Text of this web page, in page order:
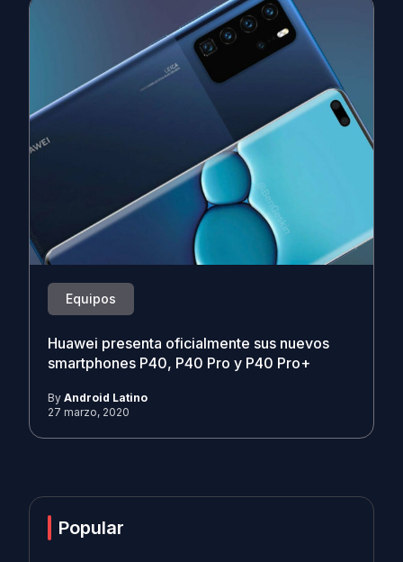
Equipos
Huawei presenta oficialmente sus nuevos
smartphones P40, P40 Pro y P40 Pro+
By Android Latino
27 marzo, 2020
Popular